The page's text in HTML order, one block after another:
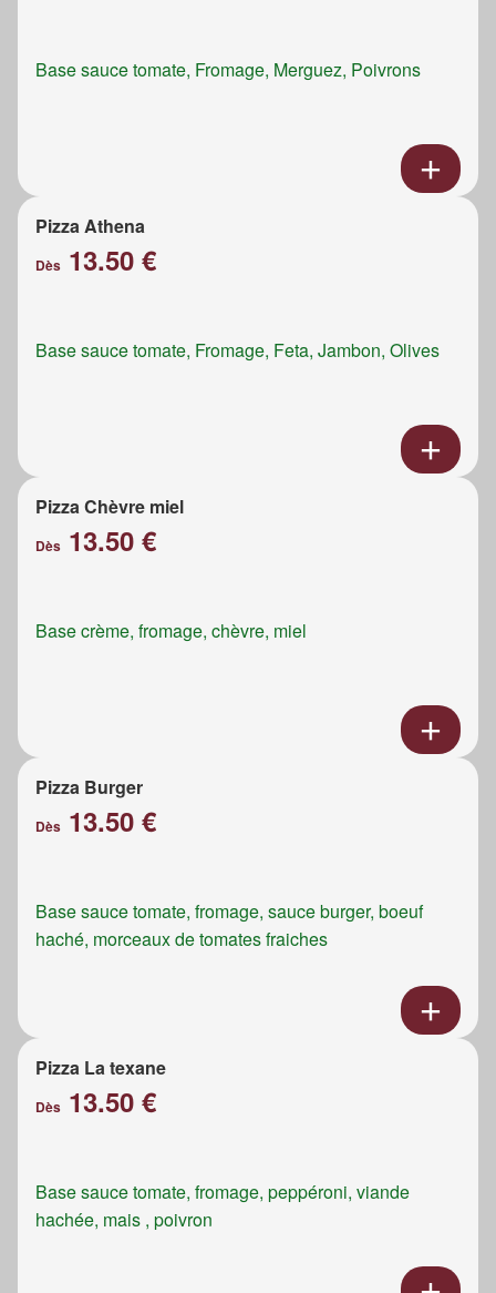
Base sauce tomate, Fromage, Merguez, Poivrons
Pizza Athena
Dès 13.50 €
Base sauce tomate, Fromage, Feta, Jambon, Olives
Pizza Chèvre miel
Dès 13.50 €
Base crème, fromage, chèvre, miel
Pizza Burger
Dès 13.50 €
Base sauce tomate, fromage, sauce burger, boeuf
haché, morceaux de tomates fraiches
Pizza La texane
Dès 13.50 €
Base sauce tomate, fromage, peppéroni, viande
hachée, mais , poivron